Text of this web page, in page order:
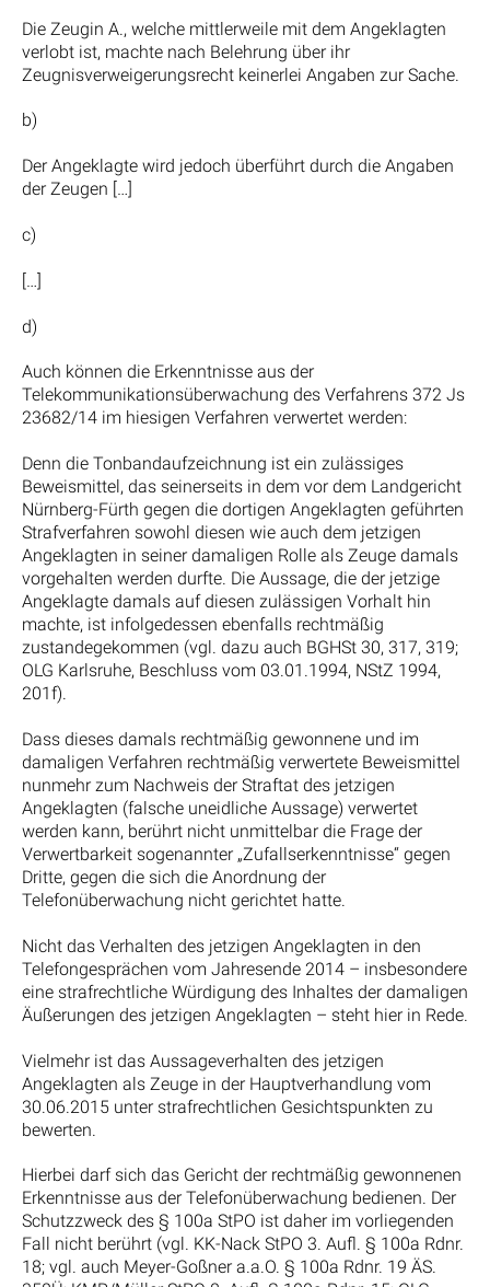
Die Zeugin A., welche mittlerweile mit dem Angeklagten
verlobt ist, machte nach Belehrung über ihr
Zeugnisverweigerungsrecht keinerlei Angaben zur Sache.
b)
Der Angeklagte wird jedoch überführt durch die Angaben
der Zeugen […]
c)
[…]
d)
Auch können die Erkenntnisse aus der
Telekommunikationsüberwachung des Verfahrens 372 Js
23682/14 im hiesigen Verfahren verwertet werden:
Denn die Tonbandaufzeichnung ist ein zulässiges
Beweismittel, das seinerseits in dem vor dem Landgericht
Nürnberg-Fürth gegen die dortigen Angeklagten geführten
Strafverfahren sowohl diesen wie auch dem jetzigen
Angeklagten in seiner damaligen Rolle als Zeuge damals
vorgehalten werden durfte. Die Aussage, die der jetzige
Angeklagte damals auf diesen zulässigen Vorhalt hin
machte, ist infolgedessen ebenfalls rechtmäßig
zustandegekommen (vgl. dazu auch BGHSt 30, 317, 319;
OLG Karlsruhe, Beschluss vom 03.01.1994, NStZ 1994,
201f).
Dass dieses damals rechtmäßig gewonnene und im
damaligen Verfahren rechtmäßig verwertete Beweismittel
nunmehr zum Nachweis der Straftat des jetzigen
Angeklagten (falsche uneidliche Aussage) verwertet
werden kann, berührt nicht unmittelbar die Frage der
Verwertbarkeit sogenannter „Zufallserkenntnisse“ gegen
Dritte, gegen die sich die Anordnung der
Telefonüberwachung nicht gerichtet hatte.
Nicht das Verhalten des jetzigen Angeklagten in den
Telefongesprächen vom Jahresende 2014 – insbesondere
eine strafrechtliche Würdigung des Inhaltes der damaligen
Äußerungen des jetzigen Angeklagten – steht hier in Rede.
Vielmehr ist das Aussageverhalten des jetzigen
Angeklagten als Zeuge in der Hauptverhandlung vom
30.06.2015 unter strafrechtlichen Gesichtspunkten zu
bewerten.
Hierbei darf sich das Gericht der rechtmäßig gewonnenen
Erkenntnisse aus der Telefonüberwachung bedienen. Der
Schutzzweck des § 100a StPO ist daher im vorliegenden
Fall nicht berührt (vgl. KK-Nack StPO 3. Aufl. § 100a Rdnr.
18; vgl. auch Meyer-Goßner a.a.O. § 100a Rdnr. 19 ÄS.